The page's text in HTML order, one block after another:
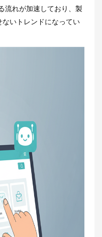
流れが加速しており、製
いトレンドになってい